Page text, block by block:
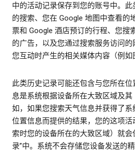
中的活动记录保存到您的账号中。
的搜索、您在 Google 地图中查看的
票和 Google 酒店预订的行程、您搜
的广告，以及您通过搜索服务访问
您互动时产生的相关媒体内容（例如
此类历史记录可能还包含与您所在
息是系统根据设备所在大致区域及其
如，如果您搜索天气信息并获得了
位置信息而提供的结果，您的这项
索时您的设备所在的大致区域）就会
录”中。系统不会存储您设备发送的